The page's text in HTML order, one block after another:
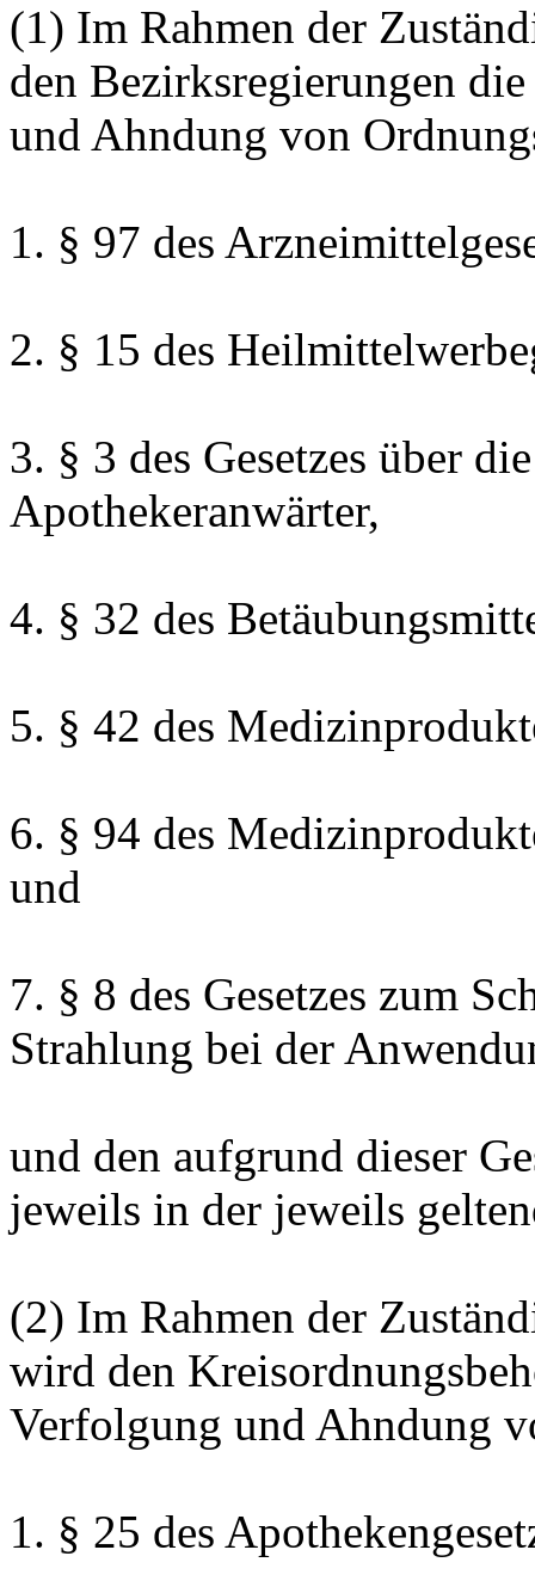
(1) Im Rahmen der
den Bezirksregierungen
und Ahndung von
1. § 97 des
2. § 15 des
3. § 3 des Gesetzes über
Apothekeranwärter,
4. § 32 des
5. § 42 des
6. § 94 des
und
7. § 8 des Gesetzes zum
Strahlung bei der
und den aufgrund dieser
jeweils in der jeweils
(2) Im Rahmen der
wird den
Verfolgung und Ahndung
1. § 25 des